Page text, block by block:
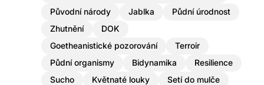
Původní národy
Jablka
Půdní úrodnost
Zhutnění
DOK
Goetheanistické pozorování
Terroir
Půdní organismy
Bidynamika
Resilience
Sucho
Květnaté louky Setí do mulče